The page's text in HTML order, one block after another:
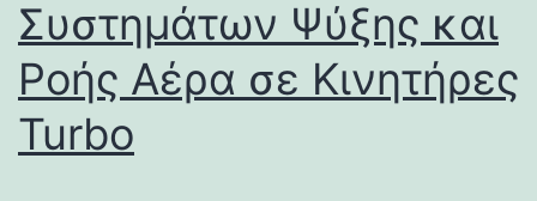
Συστημάτων Ψύξης και
Ροής Αέρα σε Κινητήρες
Turbo